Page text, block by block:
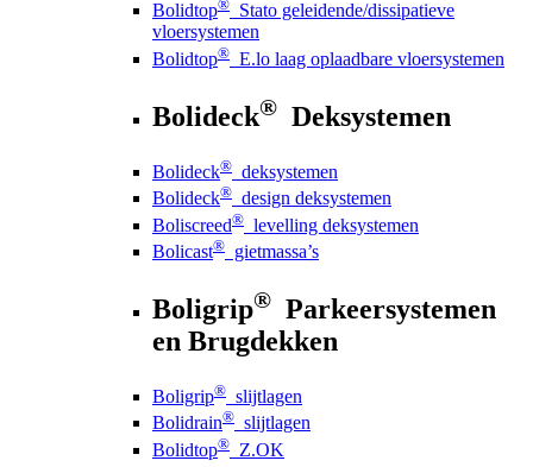
Bolidtop® Stato geleidende/dissipatieve
vloersystemen
Bolidtop® E.lo laag oplaadbare vloersystemen
Bolideck® Deksystemen
Bolideck® deksystemen
Bolideck® design deksystemen
Boliscreed® levelling deksystemen
Bolicast® gietmassa’s
Boligrip® Parkeersystemen
en Brugdekken
Boligrip® slijtlagen
Bolidrain® slijtlagen
Bolidtop® Z.OK